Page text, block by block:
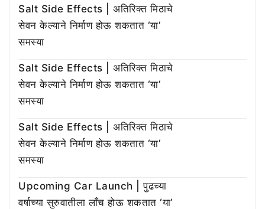
Salt Side Effects | अतिरिक्त मिठाचे
सेवन केल्याने निर्माण होऊ शकतात ‘या’
समस्या
Salt Side Effects | अतिरिक्त मिठाचे
सेवन केल्याने निर्माण होऊ शकतात ‘या’
समस्या
Salt Side Effects | अतिरिक्त मिठाचे
सेवन केल्याने निर्माण होऊ शकतात ‘या’
समस्या
Upcoming Car Launch | पुढच्या
वर्षाच्या सुरुवातीला लाँच होऊ शकतात ‘या’